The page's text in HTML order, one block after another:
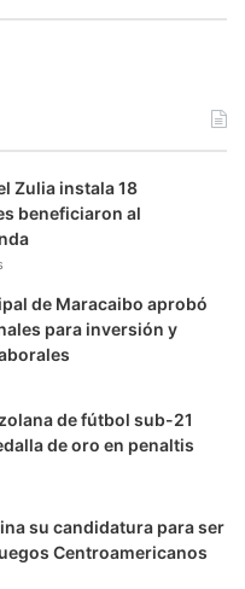
g
r
a
m
r
a
k
Zulia instala 18
beneficiaron al
de Maracaibo aprobó
para inversión y
de fútbol sub-21
de oro en penaltis
su candidatura para ser
Centroamericanos